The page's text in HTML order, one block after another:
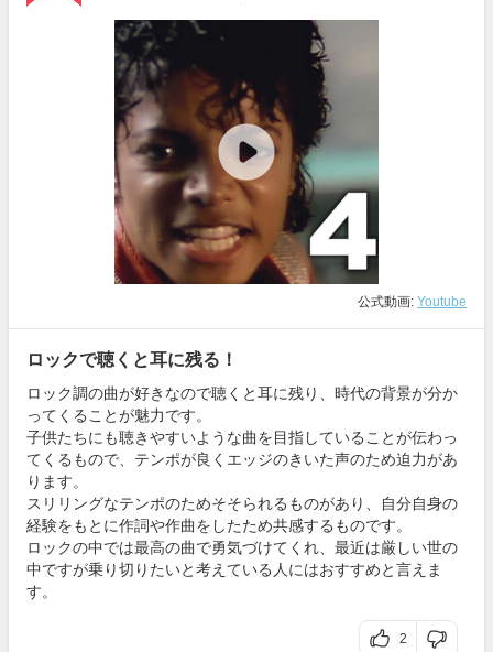
公式動画: Youtube
ロックで聴くと耳に残る！
ロック調の曲が好きなので聴くと耳に残り、時代の背景が分か
ってくることが魅力です。
子供たちにも聴きやすいような曲を目指していることが伝わっ
てくるもので、テンポが良くエッジのきいた声のため迫力があ
ります。
スリリングなテンポのためそそられるものがあり、自分自身の
経験をもとに作詞や作曲をしたため共感するものです。
ロックの中では最高の曲で勇気づけてくれ、最近は厳しい世の
中ですが乗り切りたいと考えている人にはおすすめと言えま
す。
2